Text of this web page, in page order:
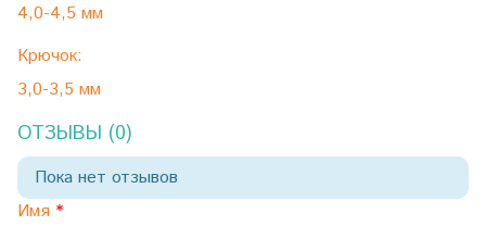
4,0-4,5 мм
Крючок:
3,0-3,5 мм
ОТЗЫВЫ (0)
Пока нет отзывов
Имя